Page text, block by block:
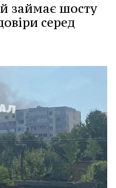
займає шосту
серед